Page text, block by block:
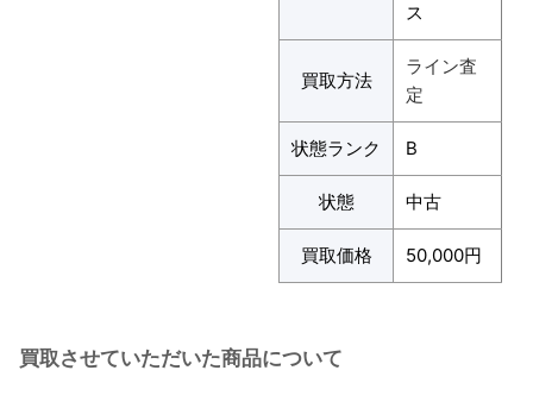
ス
買取方法
ライン査
定
状態ランク B
状態 中古
買取価格 50,000円
買取させていただいた商品について